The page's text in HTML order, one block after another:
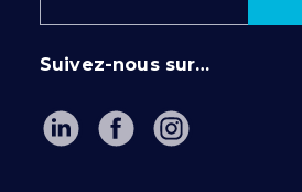
Suivez-nous sur…